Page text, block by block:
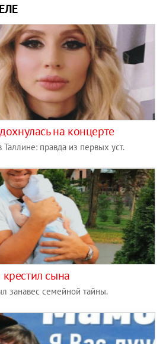
на концерте
правда из первых уст.
сына
занавес семейной тайны.